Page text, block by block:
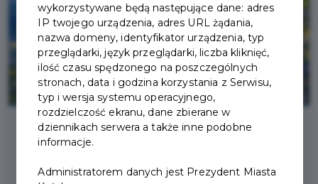
2026-02-02
wykorzystywane będą następujące dane: adres
IP twojego urządzenia, adres URL żądania,
nazwa domeny, identyfikator urządzenia, typ
przeglądarki, język przeglądarki, liczba kliknięć,
ilość czasu spędzonego na poszczególnych
stronach, data i godzina korzystania z Serwisu,
typ i wersja systemu operacyjnego,
rozdzielczość ekranu, dane zbierane w
dziennikach serwera a także inne podobne
informacje.
Administratorem danych jest Prezydent Miasta